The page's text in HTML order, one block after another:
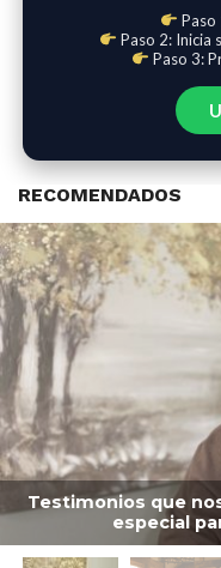
Paso
Paso 2: Inicia
Paso 3:
RECOMENDADOS
Testimonios que
especial